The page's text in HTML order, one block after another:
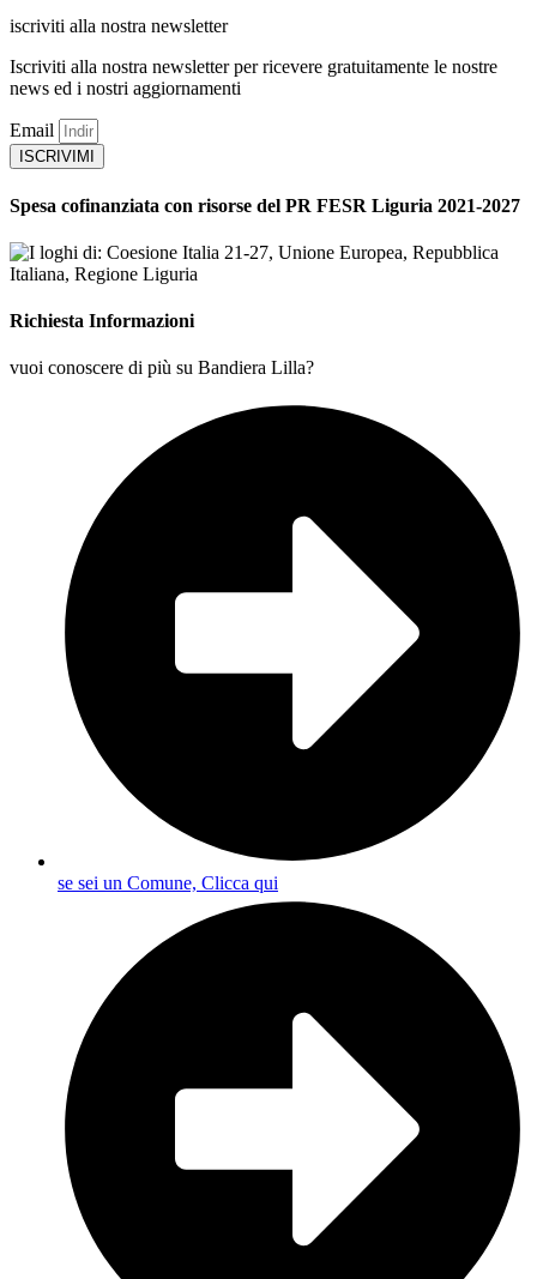
iscriviti alla nostra newsletter
Iscriviti alla nostra newsletter per ricevere gratuitamente le nostre
news ed i nostri aggiornamenti
Email
ISCRIVIMI
Spesa cofinanziata con risorse del PR FESR Liguria 2021-2027
Richiesta Informazioni
vuoi conoscere di più su Bandiera Lilla?
se sei un Comune, Clicca qui